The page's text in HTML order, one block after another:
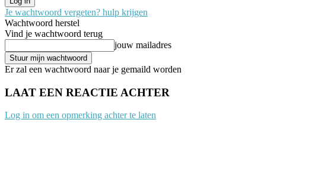
Je wachtwoord vergeten? hulp krijgen
Wachtwoord herstel
Vind je wachtwoord terug
jouw mailadres
Er zal een wachtwoord naar je gemaild worden
LAAT EEN REACTIE ACHTER
Log in om een opmerking achter te laten